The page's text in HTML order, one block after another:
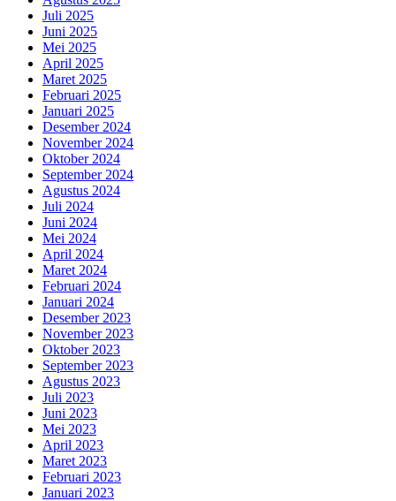
Juli 2025
Juni 2025
Mei 2025
April 2025
Maret 2025
Februari 2025
Januari 2025
Desember 2024
November 2024
Oktober 2024
September 2024
Agustus 2024
Juli 2024
Juni 2024
Mei 2024
April 2024
Maret 2024
Februari 2024
Januari 2024
Desember 2023
November 2023
Oktober 2023
September 2023
Agustus 2023
Juli 2023
Juni 2023
Mei 2023
April 2023
Maret 2023
Februari 2023
Januari 2023